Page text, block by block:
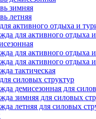
зимняя
летняя
активного отдыха и
для активного отдыха
для активного отдыха
для активного отдыха
тактическая
силовых структур
демисезонная для
зимняя для силовых
летняя для силовых